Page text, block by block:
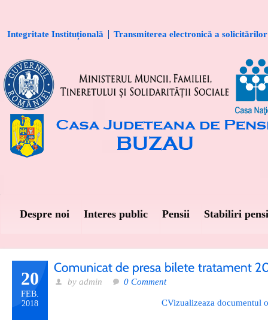
Integritate Instituțională Transmiterea electronică a solicitărilor
Despre noi Interes public Pensii Stabiliri
20
FEB.
2018
by admin 0 Comment
CVizualizeaza documentul